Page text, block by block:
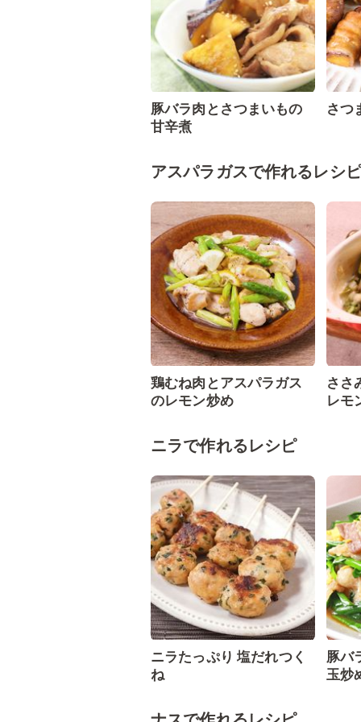
豚バラ肉とさつまいもの
甘辛煮
さつ
アスパラガスで作れるレシピ
鶏むね肉とアスパラガス
のレモン炒め
ささ
レモ
ニラで作れるレシピ
ニラたっぷり 塩だれつく
ね
豚バ
玉炒